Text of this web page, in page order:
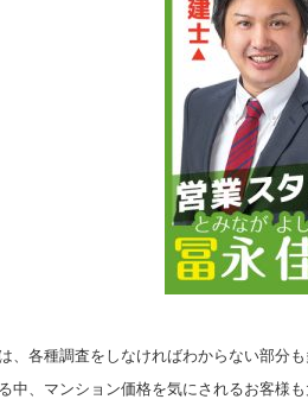
、各種調査をしなければわからない部分も
中、マンション価格を気にされるお客様も